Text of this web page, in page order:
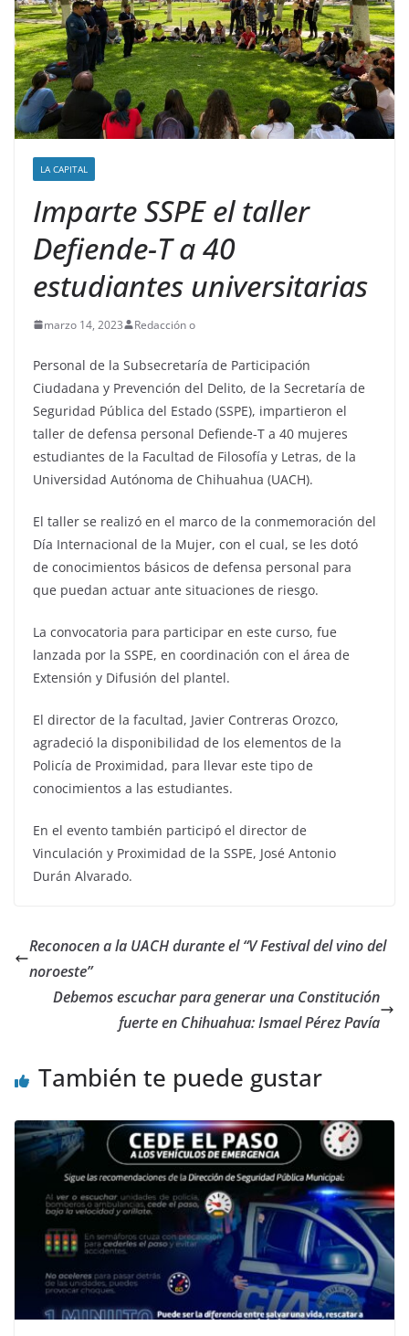
LA CAPITAL
Imparte SSPE el taller
Defiende-T a 40
estudiantes universitarias
marzo 14, 2023 Redacción o
Personal de la Subsecretaría de Participación
Ciudadana y Prevención del Delito, de la Secretaría de
Seguridad Pública del Estado (SSPE), impartieron el
taller de defensa personal Defiende-T a 40 mujeres
estudiantes de la Facultad de Filosofía y Letras, de la
Universidad Autónoma de Chihuahua (UACH).
El taller se realizó en el marco de la conmemoración del
Día Internacional de la Mujer, con el cual, se les dotó
de conocimientos básicos de defensa personal para
que puedan actuar ante situaciones de riesgo.
La convocatoria para participar en este curso, fue
lanzada por la SSPE, en coordinación con el área de
Extensión y Difusión del plantel.
El director de la facultad, Javier Contreras Orozco,
agradeció la disponibilidad de los elementos de la
Policía de Proximidad, para llevar este tipo de
conocimientos a las estudiantes.
En el evento también participó el director de
Vinculación y Proximidad de la SSPE, José Antonio
Durán Alvarado.
Reconocen a la UACH durante el “V Festival del vino del
noroeste”
Debemos escuchar para generar una Constitución
fuerte en Chihuahua: Ismael Pérez Pavía
También te puede gustar